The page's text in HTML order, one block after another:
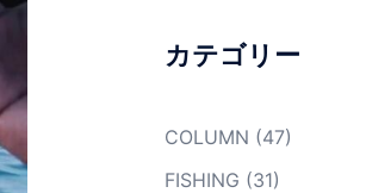
カテゴリー
COLUMN (47)
FISHING (31)